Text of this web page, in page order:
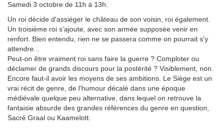
Samedi 3 octobre de 11h à 13h.
Un roi décide d'assiéger le château de son voisin, roi également.
Un troisième roi s'ajoute, avec son armée supposée venir en
renfort. Bien entendu, rien ne se passera comme on pourrait s'y
attendre...
Peut-on être vraiment roi sans faire la guerre ? Comploter ou
déclamer de grands discours pour la postérité ? Visiblement, non.
Encore faut-il avoir les moyens de ses ambitions. Le Siège est un
vrai récit de genre, de l'humour décalé dans une époque
médiévale quelque peu alternative, dans lequel on retrouve la
fantaisie absurde des grandes références du genre en question,
Sacré Graal ou Kaamelott.